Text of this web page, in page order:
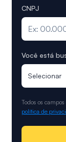
CNPJ
Você está
Selecionar
Todos os
política de